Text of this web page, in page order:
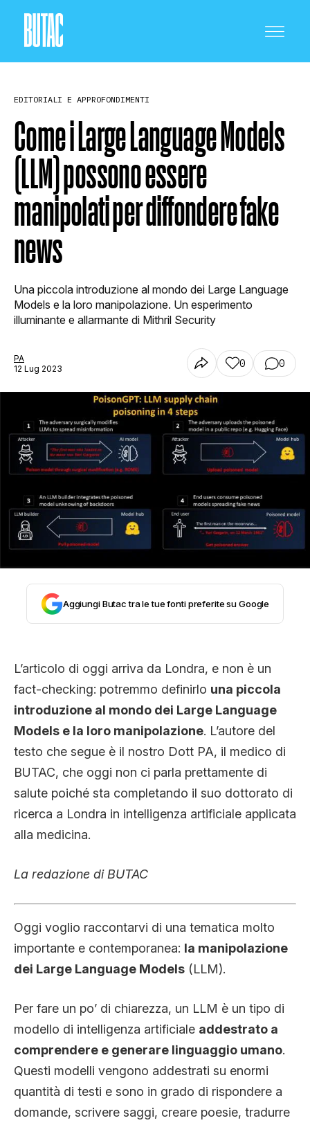
CRONACA E POLITICA
SCIENZA E TECNOLOGIA
COMPLOTTI, LEGGENDE URBANE ED
EVERGREEN
EDITORIALI
TRUFFE E SOCIAL NETWORK
CONTATTI
CHI SIAMO
EDITORIALI E APPROFONDIMENTI
Come i Large Language Models
(LLM) possono essere
manipolati per diffondere fake
news
Una piccola introduzione al mondo dei Large Language
Models e la loro manipolazione. Un esperimento
illuminante e allarmante di Mithril Security
PA
12 Lug 2023
0 0
Aggiungi Butac tra le tue fonti preferite su Google
L’articolo di oggi arriva da Londra, e non è un
fact-checking: potremmo definirlo una piccola
introduzione al mondo dei Large Language
Models e la loro manipolazione. L’autore del
testo che segue è il nostro Dott PA, il medico di
BUTAC, che oggi non ci parla prettamente di
salute poiché sta completando il suo dottorato di
ricerca a Londra in intelligenza artificiale applicata
alla medicina.
La redazione di BUTAC
Oggi voglio raccontarvi di una tematica molto
importante e contemporanea: la manipolazione
dei Large Language Models (LLM).
Per fare un po’ di chiarezza, un LLM è un tipo di
modello di intelligenza artificiale addestrato a
comprendere e generare linguaggio umano.
Questi modelli vengono addestrati su enormi
quantità di testi e sono in grado di rispondere a
domande, scrivere saggi, creare poesie, tradurre